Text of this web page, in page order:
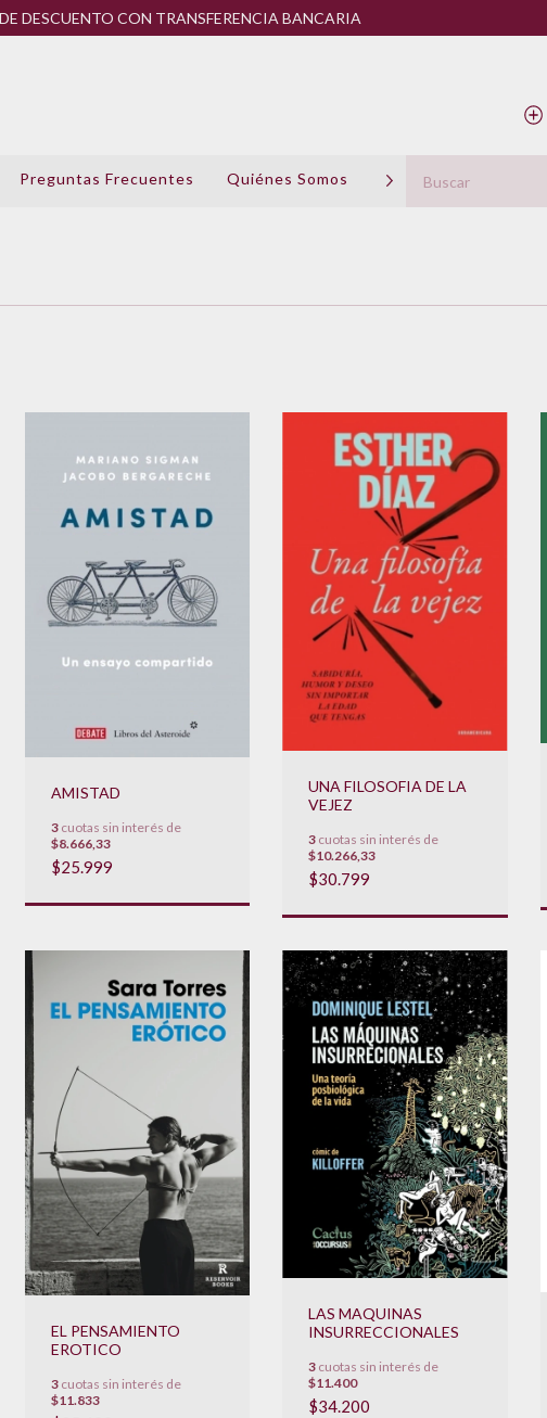
DESCUENTO CON TRANSFERENCIA BANCARIA
Preguntas Frecuentes Quiénes Somos Política de Devolución
AMISTAD
3cuotas sin interés de
$8.666,33
$25.999
UNA FILOSOFIA DE LA
VEJEZ
3 cuotas sin interés de
$10.266,33
$30.799
EL PENSAMIENTO
EROTICO
3cuotas sin interés de
$11.833
LAS MAQUINAS
INSURRECCIONALES
3 cuotas sin interés de
$11.400
$34.200